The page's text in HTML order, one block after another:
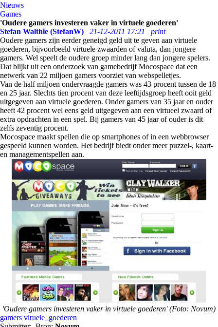
Nieuws
Games
'Oudere gamers investeren vaker in virtuele goederen'
Stefan Walthie (StefanW)
21-12-2011 17:21
print
Oudere gamers zijn eerder geneigd geld uit te geven aan virtuele
goederen, bijvoorbeeld virtuele zwaarden of valuta, dan jongere
gamers. Wel speelt de oudere groep minder lang dan jongere spelers.
Dat blijkt uit een onderzoek van gamebedrijf Mocospace dat een
netwerk van 22 miljoen gamers voorziet van webspelletjes.
Van de half miljoen ondervraagde gamers was 43 procent tussen de 18
en 25 jaar. Slechts tien procent van deze leeftijdsgroep heeft ooit geld
uitgegeven aan virtuele goederen. Onder gamers van 35 jaar en ouder
heeft 42 procent wel eens geld uitgegeven aan een virtueel zwaard of
extra opdrachten in een spel. Bij gamers van 45 jaar of ouder is dit
zelfs zeventig procent.
Mocospace maakt spellen die op smartphones of in een webbrowser
gespeeld kunnen worden. Het bedrijf biedt onder meer puzzel-, kaart-
en managementspellen aan.
'Oudere gamers investeren vaker in virtuele goederen' (Foto: Novum)
gamers viruele_goederen